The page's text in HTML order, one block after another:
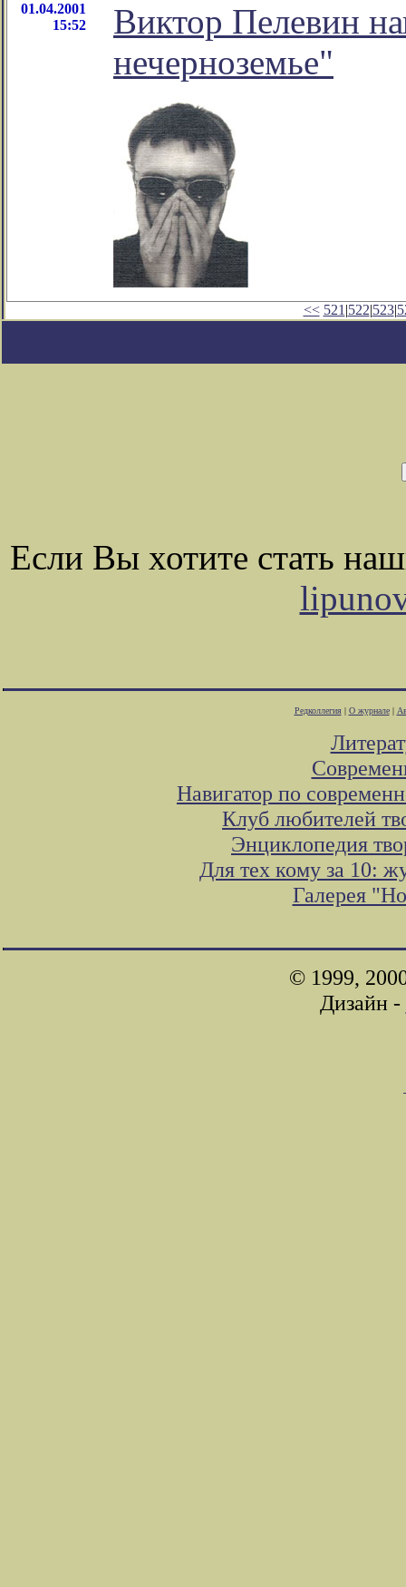
01.04.2001
15:52
Виктор Пелевин
нечерноземье"
<< 521 |522|523|
Если Вы хотите стать
Редколлегия| О журнале|
Навигатор по
Клуб любителей
Энциклопедия
Для тех кому за 10:
Галерея
© 1999,
Дизайн -